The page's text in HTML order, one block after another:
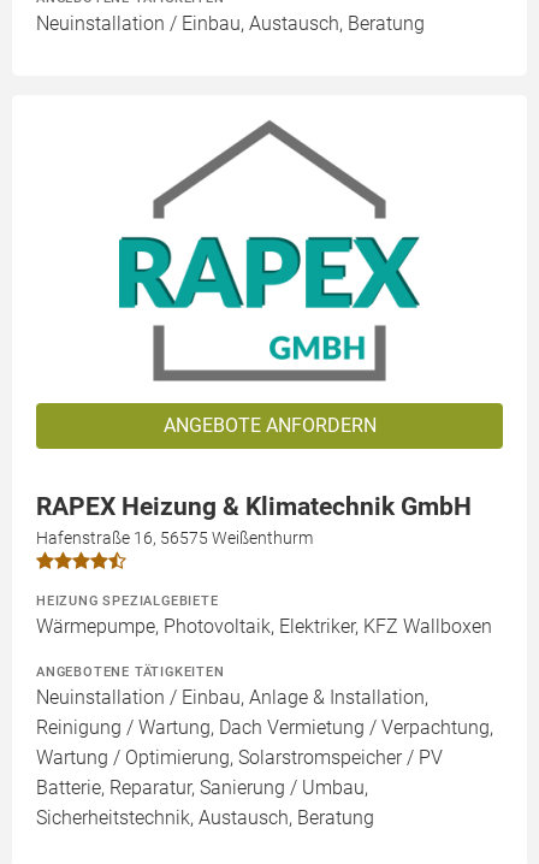
Neuinstallation / Einbau, Austausch, Beratung
ANGEBOTE ANFORDERN
RAPEX Heizung & Klimatechnik GmbH
Hafenstraße 16, 56575 Weißenthurm
HEIZUNG SPEZIALGEBIETE
Wärmepumpe, Photovoltaik, Elektriker, KFZ Wallboxen
ANGEBOTENE TÄTIGKEITEN
Neuinstallation / Einbau, Anlage & Installation,
Reinigung / Wartung, Dach Vermietung / Verpachtung,
Wartung / Optimierung, Solarstromspeicher / PV
Batterie, Reparatur, Sanierung / Umbau,
Sicherheitstechnik, Austausch, Beratung